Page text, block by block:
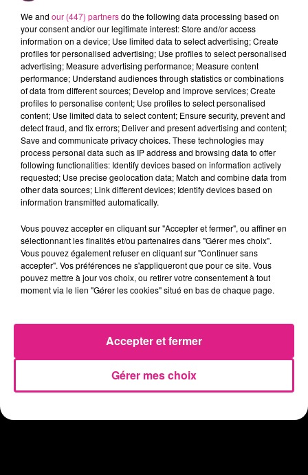
Moselle, au Ban-Saint-Martin. Une
atmosphère idéale pour cette deuxième
semaine de vacances scolaires.
FIL ACTUS
7 août 2026
Lorraine : une journée pas comme les autres au Parc animalier de...
6 août 2026
Metz : une distribution de lunette gratuite pour voir l’éclipse
5 août 2026
Casting de Woof : l'Euro-Métropole de Metz part à la recherche de...
4 août 2026
4 août 2026
Officiel : le lac de Madine reporte son feu d’artifice
4 août 2026
Eclipse Solaire du 12 août : où voir ce phénomène en Lorraine ?
Vosges : les feux d’artifice de Gérardmer sont annulés
We and our (447) partnersdo the following data processing based on
your consent and/or our legitimate interest: Store and/or access
information on a device; Use limited data to select advertising; Create
profiles for personalised advertising; Use profiles to select personalised
advertising; Measure advertising performance; Measure content
performance; Understand audiences through statistics or combinations
of data from different sources; Develop and improve services; Create
profiles to personalise content; Use profiles to select personalised
content; Use limited data to select content; Ensure security, prevent and
detect fraud, and fix errors; Deliver and present advertising and content;
Save and communicate privacy choices. These technologies may
process personal data such as IP address and browsing data to offer
following functionalities: Identify devices based on information actively
requested; Use precise geolocation data; Match and combine data from
other data sources; Link different devices; Identify devices based on
information transmitted automatically.
Vous pouvez accepter en cliquant sur "Accepter et fermer", ou affiner en
sélectionnant les finalités et/ou partenaires dans "Gérer mes choix".
Vous pouvez également refuser en cliquant sur "Continuer sans
accepter". Vos préférences ne s'appliqueront que pour ce site. Vous
pouvez mettre à jour vos choix, ou retirer votre consentement à tout
moment via le lien "Gérer les cookies" situé en bas de chaque page.
Gérer mes choix
Accepter et fermer